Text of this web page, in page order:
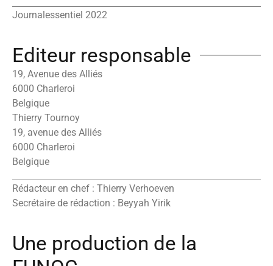
Journalessentiel 2022
Editeur responsable
19, Avenue des Alliés
6000 Charleroi
Belgique
Thierry Tournoy
19, avenue des Alliés
6000 Charleroi
Belgique
Rédacteur en chef : Thierry Verhoeven
Secrétaire de rédaction : Beyyah Yirik
Une production de la